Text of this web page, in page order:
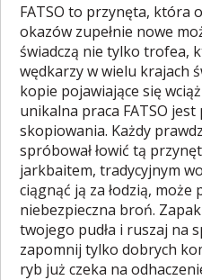
FATSO to przynęta, która
okazów zupełnie nowe
świadczą nie tylko trofea,
wędkarzy w wielu krajach
kopie pojawiające się
unikalna praca FATSO
skopiowania. Każdy
spróbował łowić tą
jarkbaitem, tradycyjnym
ciągnąć ją za łodzią,
niebezpieczna broń.
twojego pudła i ruszaj na
zapomnij tylko dobrych
ryb już czeka na